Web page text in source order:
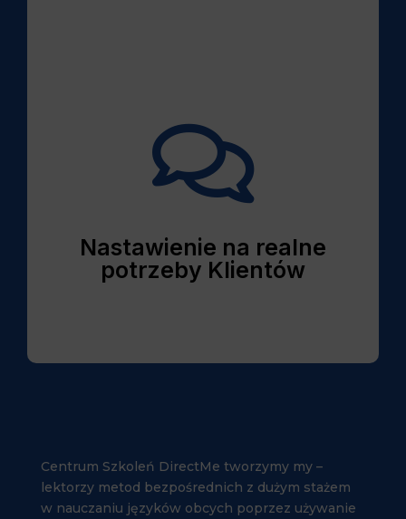

Nastawienie na realne
potrzeby Klientów
Centrum Szkoleń DirectMe tworzymy my –
lektorzy metod bezpośrednich z dużym stażem
w nauczaniu języków obcych poprzez używanie